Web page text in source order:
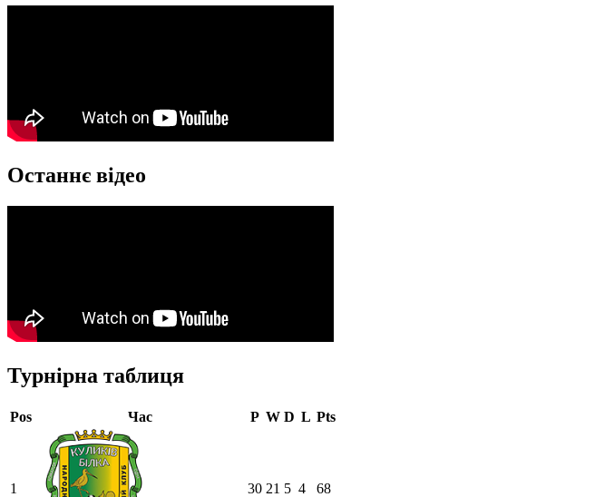
Останнє відео
Турнірна таблиця
Pos Час P W D L Pts
1 30 21 5 4 68